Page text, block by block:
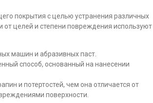
покрытия с целью устранения различных
от целей и степени повреждения используют
машин и абразивных паст.
способ, основанный на нанесении
и потертостей, чем она отличается от
поверхности.